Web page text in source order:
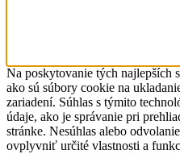
Na poskytovanie tých najlepších
ako sú súbory cookie na
zariadení. Súhlas s týmito
údaje, ako je správanie pri
stránke. Nesúhlas alebo
ovplyvniť určité vlastnosti a